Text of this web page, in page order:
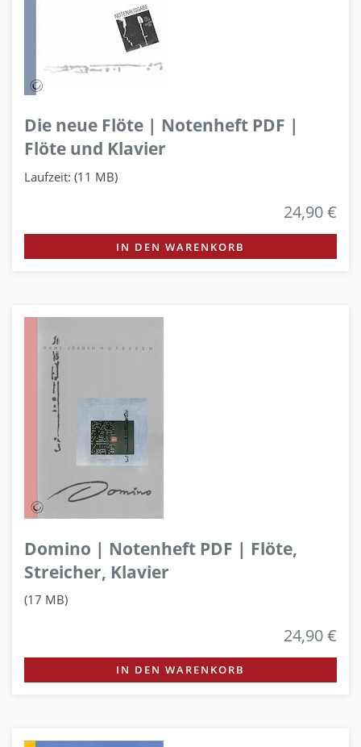
Die neue Flöte | Notenheft PDF |
Flöte und Klavier
Laufzeit: (11 MB)
24,90 €
IN DEN WARENKORB
Domino | Notenheft PDF | Flöte,
Streicher, Klavier
(17 MB)
24,90 €
IN DEN WARENKORB